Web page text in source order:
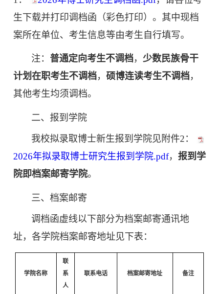
生下载并打印调档函（彩色打印）。其中现档
案所在单位、考生信息等由考生自行填写。
注： 普通定向考生不调档， 少数民族骨干
计划在职考生不调档， 硕博连读考生不调档，
其他考生均须调档。
二、报到学院
我校拟录取博士新生报到学院见附件2：
2026年拟录取博士研究生报到学院.pdf， 报到学
院即档案邮寄学院。
三、档案邮寄
调档函虚线以下部分为档案邮寄通讯地
址，各学院档案邮寄地址见下表：
学院名称
联
系
人
联系电话 档案邮寄地址 备注